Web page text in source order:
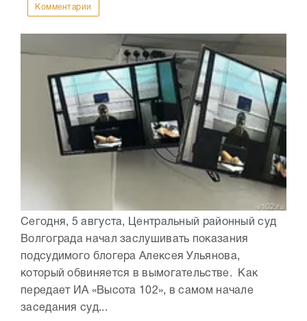
Комментарии
Сегодня, 5 августа, Центральный районный суд
Волгограда начал заслушивать показания
подсудимого блогера Алексея Ульянова,
который обвиняется в вымогательстве. Как
передает ИА «Высота 102», в самом начале
заседания суд...